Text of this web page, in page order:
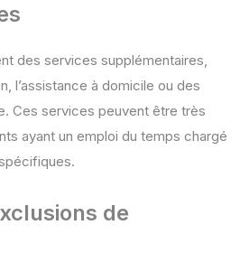
des services supplémentaires,
l’assistance à domicile ou des
Ces services peuvent être très
ayant un emploi du temps chargé
de